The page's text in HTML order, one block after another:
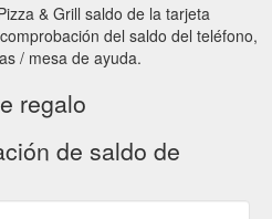
& Grill saldo de la tarjeta
del saldo del teléfono,
/ mesa de ayuda.
regalo
de saldo de